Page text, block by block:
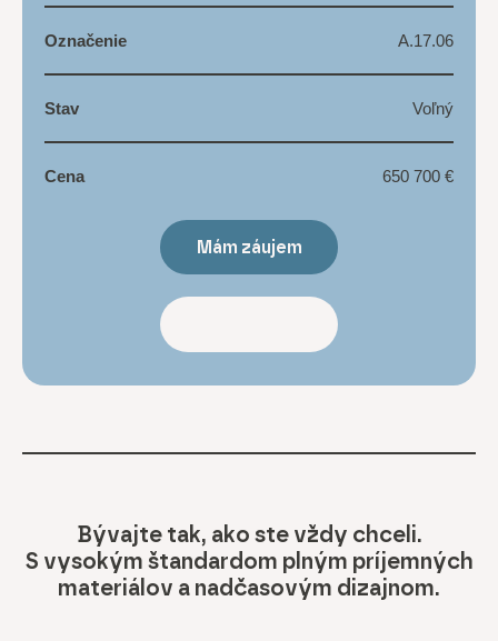
Označenie A.17.06
Stav Voľný
Cena 650 700 €
Mám záujem
Bývajte tak, ako ste vždy chceli.
S vysokým štandardom plným príjemných
materiálov a nadčasovým dizajnom.